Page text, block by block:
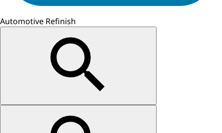
Automotive Refinish